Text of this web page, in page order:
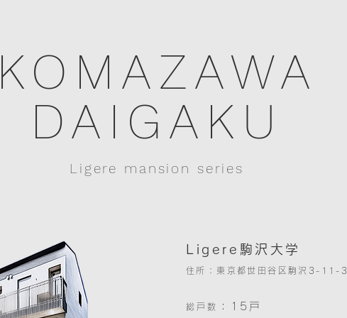
DAIGAKU
Ligere mansion series
Ligere駒沢大学
住所：東京都世田谷区駒沢3-11-3
総戸数 ：15戸